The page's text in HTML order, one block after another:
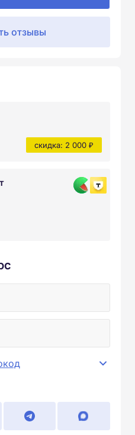
отзывы
скидка: 2 000 ₽